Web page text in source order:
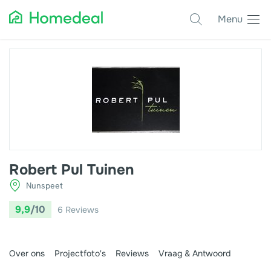
Menu
Glas
Isolatie
Kozijnen
Schilderwerk
Robert Pul Tuinen
Nunspeet
9,9/10 6 Reviews
Over ons Projectfoto's Reviews Vraag & Antwoord